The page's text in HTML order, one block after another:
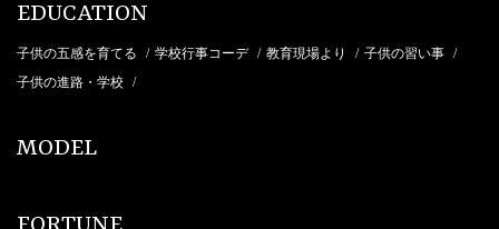
EDUCATION
子供の五感を育てる / 学校行事コーデ / 教育現場より / 子供の習い事 /
子供の進路・学校 /
MODEL